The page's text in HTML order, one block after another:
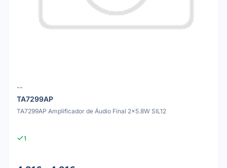
--
TA7299AP
TA7299AP Amplificador de Áudio Final 2x5.8W SIL12
1